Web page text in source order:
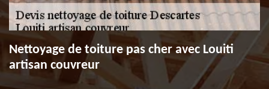
Nettoyage de toiture pas cher avec Louiti
artisan couvreur